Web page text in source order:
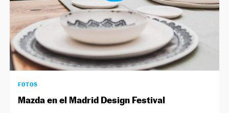
FOTOS
Mazda en el Madrid Design Festival